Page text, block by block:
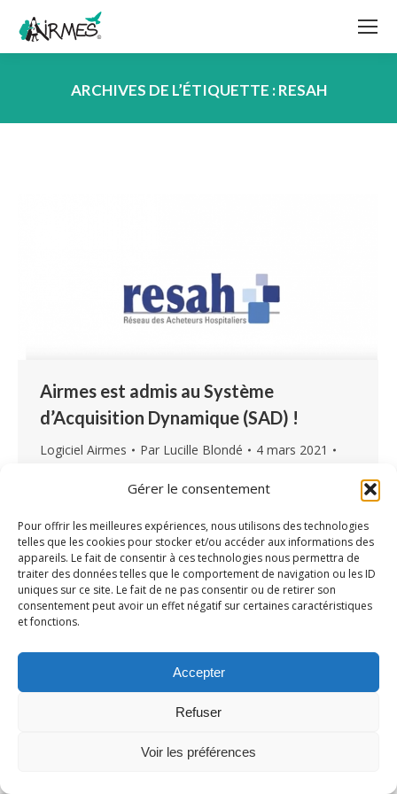
Gérer le consentement
Pour offrir les meilleures expériences, nous utilisons des technologies
telles que les cookies pour stocker et/ou accéder aux informations des
appareils. Le fait de consentir à ces technologies nous permettra de
traiter des données telles que le comportement de navigation ou les ID
uniques sur ce site. Le fait de ne pas consentir ou de retirer son
consentement peut avoir un effet négatif sur certaines caractéristiques
et fonctions.
Accepter
Refuser
Voir les préférences
ARCHIVES DE L’ÉTIQUETTE :RESAH
Airmes est admis au Système
d’Acquisition Dynamique (SAD) !
Logiciel Airmes Par Lucille Blondé
4 mars 2021
l’Usager Informatisé (DUI), a été admis au
Système d’Acquisition Dynamique dans le cadre
du projet ESMS Numérique. Une dynamique
portée par le Resah, Réseau des Acheteurs
Hospitaliers et plateforme d’appel d’offres.
change ? Le programme ESMS Numérique
Alors…